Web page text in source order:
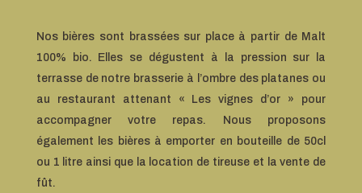
Nos bières sont brassées sur place à partir de Malt
100% bio. Elles se dégustent à la pression sur la
terrasse de notre brasserie à l’ombre des platanes ou
au restaurant attenant « Les vignes d’or » pour
accompagner votre repas. Nous proposons
également les bières à emporter en bouteille de 50cl
ou 1 litre ainsi que la location de tireuse et la vente de
fût.